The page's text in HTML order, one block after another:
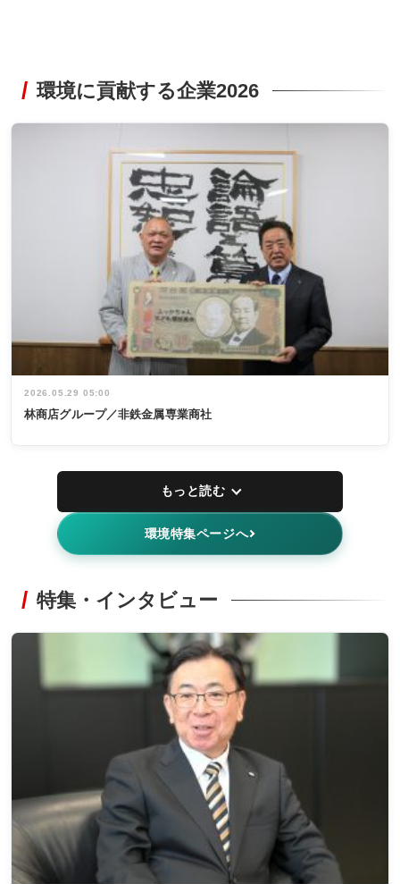
環境に貢献する企業2026
2026.05.29 05:00
林商店グループ／非鉄金属専業商社
もっと読む
環境特集ページへ
特集・インタビュー